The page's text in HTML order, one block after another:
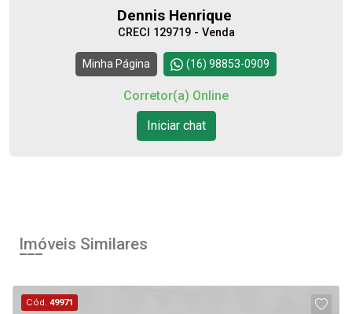
12
15
14:00
17:00
Continuar
Dennis Henrique
CRECI 129719 - Venda
Minha Página (16) 98853-0909
Corretor(a) Online
Iniciar chat
Imóveis Similares
Cód.49971